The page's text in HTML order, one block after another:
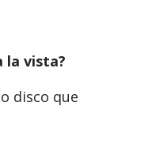
la vista?
disco que